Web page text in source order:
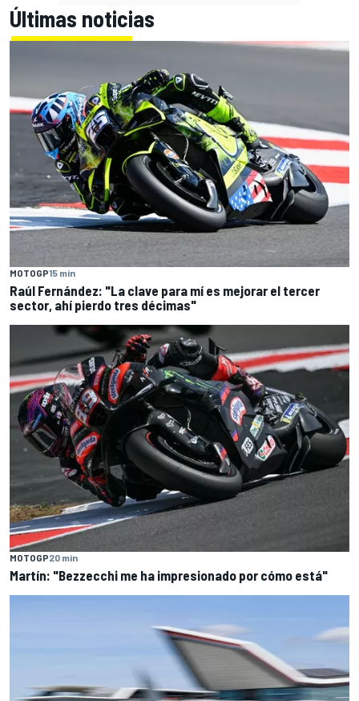
Últimas noticias
MOTOGP15 min
Raúl Fernández: "La clave para mí es mejorar el tercer
sector, ahí pierdo tres décimas"
MOTOGP20 min
Martín: "Bezzecchi me ha impresionado por cómo está"